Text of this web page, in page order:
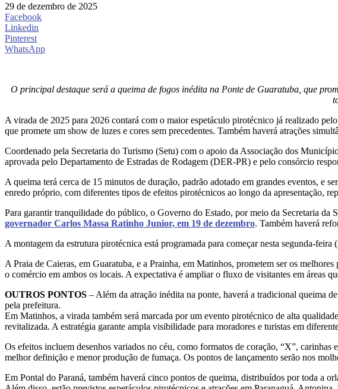
29 de dezembro de 2025
Facebook
Linkedin
Pinterest
WhatsApp
O principal destaque será a queima de fogos inédita na Ponte de Guaratuba, que
A virada de 2025 para 2026 contará com o maior espetáculo pirotécnico já realizado
que promete um show de luzes e cores sem precedentes. Também haverá atrações
Coordenado pela Secretaria do Turismo (Setu) com o apoio da Associação dos
aprovada pelo Departamento de Estradas de Rodagem (DER-PR) e pelo consórcio
A queima terá cerca de 15 minutos de duração, padrão adotado em grandes eventos, e
enredo próprio, com diferentes tipos de efeitos pirotécnicos ao longo da apresentação,
Para garantir tranquilidade do público, o Governo do Estado, por meio da Secretaria
governador Carlos Massa Ratinho Junior, em 19 de dezembro. Também haverá
A montagem da estrutura pirotécnica está programada para começar nesta segunda-
A Praia de Caieras, em Guaratuba, e a Prainha, em Matinhos, prometem ser os
o comércio em ambos os locais. A expectativa é ampliar o fluxo de visitantes em áreas
OUTROS PONTOS – Além da atração inédita na ponte, haverá a tradicional queima
pela prefeitura.
Em Matinhos, a virada também será marcada por um evento pirotécnico de alta
revitalizada. A estratégia garante ampla visibilidade para moradores e turistas em
Os efeitos incluem desenhos variados no céu, como formatos de coração, “X”,
melhor definição e menor produção de fumaça. Os pontos de lançamento serão nos
Em Pontal do Paraná, também haverá cinco pontos de queima, distribuídos por toda a